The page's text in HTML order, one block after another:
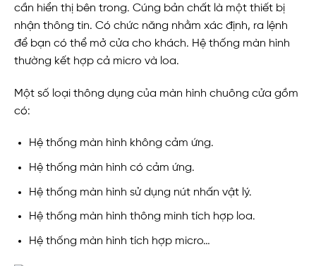
cần hiển thị bên trong. Cúng bản chất là một thiết bị
nhận thông tin. Có chức năng nhằm xác định, ra lệnh
để bạn có thể mở cửa cho khách. Hệ thống màn hình
thường kết hợp cả micro và loa.
Một số loại thông dụng của màn hình chuông cửa gồm
có:
Hệ thống màn hình không cảm ứng.
Hệ thống màn hình có cảm ứng.
Hệ thống màn hình sử dụng nút nhấn vật lý.
Hệ thống màn hình thông minh tích hợp loa.
Hệ thống màn hình tích hợp micro…